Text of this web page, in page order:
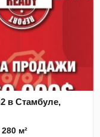
в Стамбуле,
280 м²